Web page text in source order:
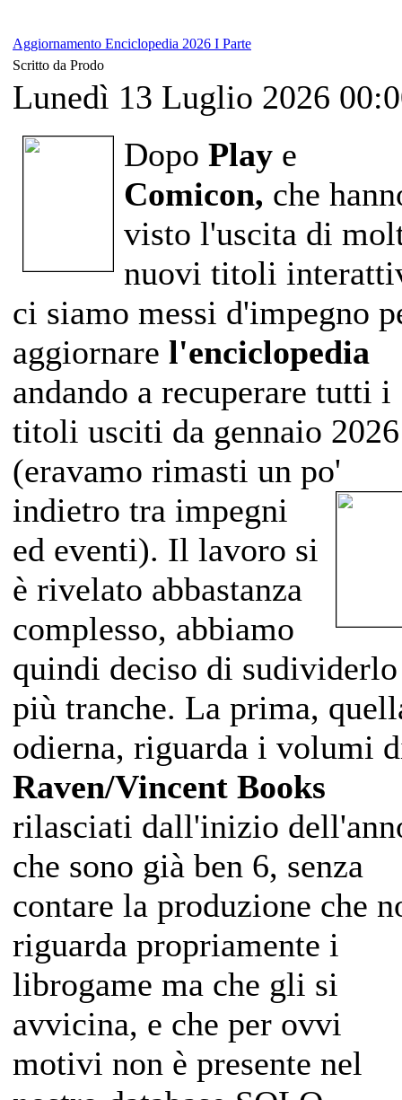
Aggiornamento Enciclopedia 2026 I Parte
Scritto da Prodo
Lunedì 13 Luglio 2026
Dopo Play e
Comicon, che
visto l'uscita di
nuovi titoli
ci siamo messi d'impegno
aggiornare l'enciclopedia
andando a recuperare tutti i
titoli usciti da gennaio 2026
(eravamo rimasti un po'
indietro tra impegni
ed eventi). Il lavoro si
è rivelato abbastanza
complesso, abbiamo
quindi deciso di
più tranche. La prima,
odierna, riguarda i volumi
Raven/Vincent Books
rilasciati dall'inizio
che sono già ben 6, senza
contare la produzione che
riguarda propriamente i
librogame ma che gli si
avvicina, e che per ovvi
motivi non è presente nel